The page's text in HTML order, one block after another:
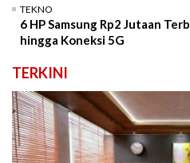
TEKNO
6 HP Samsung Rp2 Jutaan
hingga Koneksi 5G
TERKINI